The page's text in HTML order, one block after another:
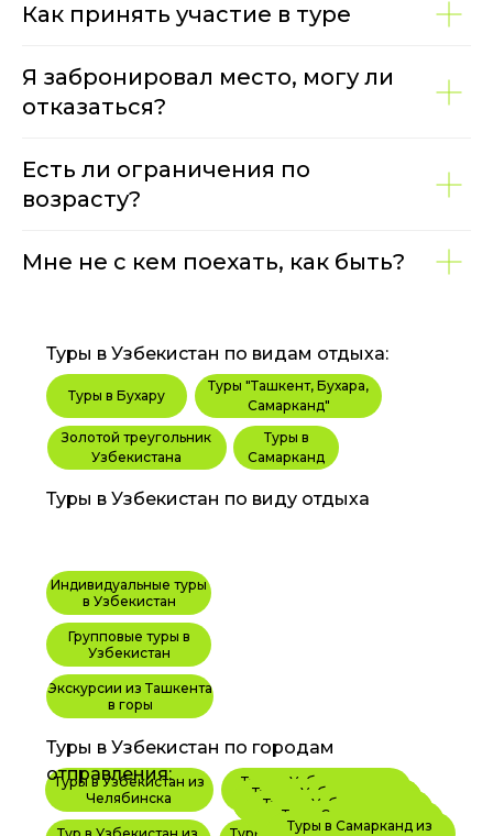
Как принять участие в туре
Я забронировал место, могу ли
отказаться?
Есть ли ограничения по
возрасту?
Мне не с кем поехать, как быть?
Туры в Бухару
Туры в
Самарканд
Туры "Ташкент, Бухара,
Самарканд"
Золотой треугольник
Узбекистана
Туры в Узбекистан по видам отдыха:
Групповые туры в
Узбекистан
Индивидуальные туры
в Узбекистан
Экскурсии из Ташкента
в горы
Туры в Узбекистан по виду отдыха
Туры в Узбекистан из
Краснодара
Туры в Узбекистан из
Иркутска
Туры в Узбекистан из
Саратова
Туры в Узбекистан из Сочи
Туры в Узбекистан из
Волгограда
Туры в Узбекистан из
Шымкента
Тур в Самарканд из
Новосибирска
Туры в Самарканд из
Туры в Узбекистан из
Челябинска
Туры в Узбекистан по городам
отправления: